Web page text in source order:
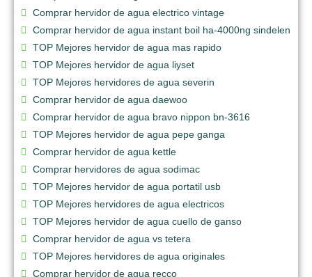
Comprar hervidor de agua electrico vintage
Comprar hervidor de agua instant boil ha-4000ng sindelen
TOP Mejores hervidor de agua mas rapido
TOP Mejores hervidor de agua liyset
TOP Mejores hervidores de agua severin
Comprar hervidor de agua daewoo
Comprar hervidor de agua bravo nippon bn-3616
TOP Mejores hervidor de agua pepe ganga
Comprar hervidor de agua kettle
Comprar hervidores de agua sodimac
TOP Mejores hervidor de agua portatil usb
TOP Mejores hervidores de agua electricos
TOP Mejores hervidor de agua cuello de ganso
Comprar hervidor de agua vs tetera
TOP Mejores hervidores de agua originales
Comprar hervidor de agua recco